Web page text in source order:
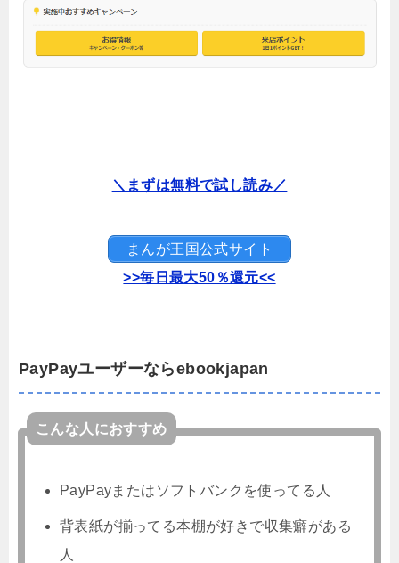
＼まずは無料で試し読み／
まんが王国公式サイト
>>毎日最大50％還元<<
PayPayユーザーならebookjapan
こんな人におすすめ
PayPayまたはソフトバンクを使ってる人
背表紙が揃ってる本棚が好きで収集癖がある
人